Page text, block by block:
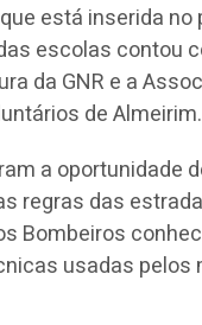
está inserida no
escolas contou
da GNR e a
de Almeirim.
a oportunidade
regras das
Bombeiros
usadas pelos